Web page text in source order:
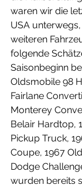
waren wir die
USA
weiteren
folgende
Saisonbeginn
Oldsmobile 98
Fairlane
Monterey
Belair Hardtop,
Pickup Truck,
Coupe, 1967
Dodge
wurden bereits